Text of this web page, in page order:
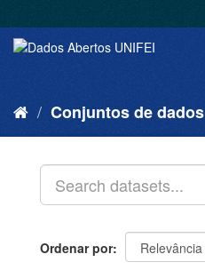
Conjuntos de dados
Ordenar por